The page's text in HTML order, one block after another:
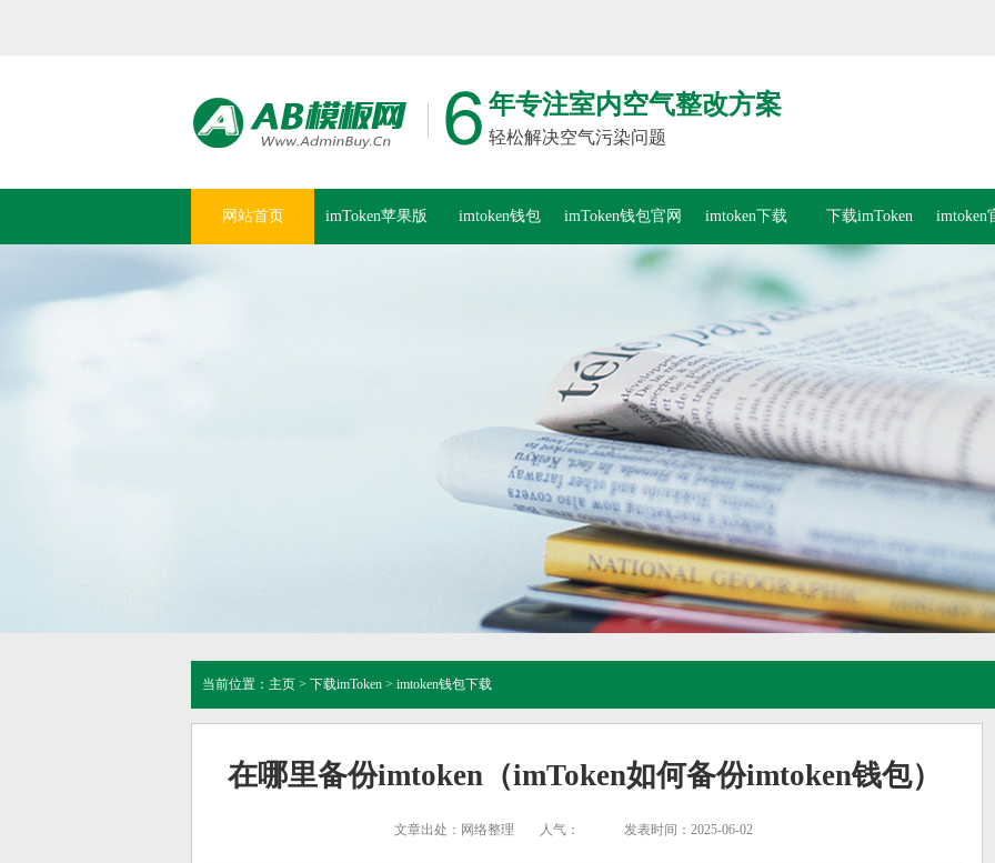
年专注室内空气整改方案
轻松解决空气污染问题
网站首页 imToken苹果版 imtoken钱包 imToken钱包官网 imtoken下载 下载imToken imtoken
当前位置： 主页 > 下载imToken > imtoken钱包下载
在哪里备份imtoken（imToken如何备份imtoken钱包）
文章出处：网络整理 人气： 发表时间：2025-06-02